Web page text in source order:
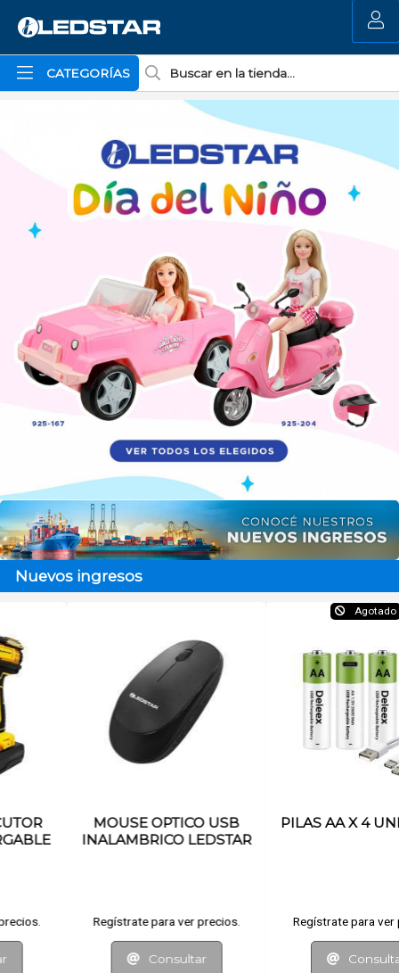
CATEGORÍAS
MI COMPRA
Nuevos ingresos
MOUSE OPTICO USB
INALAMBRICO LEDSTAR
Regístrate para ver precios.
Consultar
PILAS AA X 4 UNIDADES
Regístrate para ver precios.
Consultar